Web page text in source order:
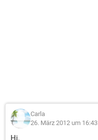
Carla
26. März 2012 um 16:43
Hi,